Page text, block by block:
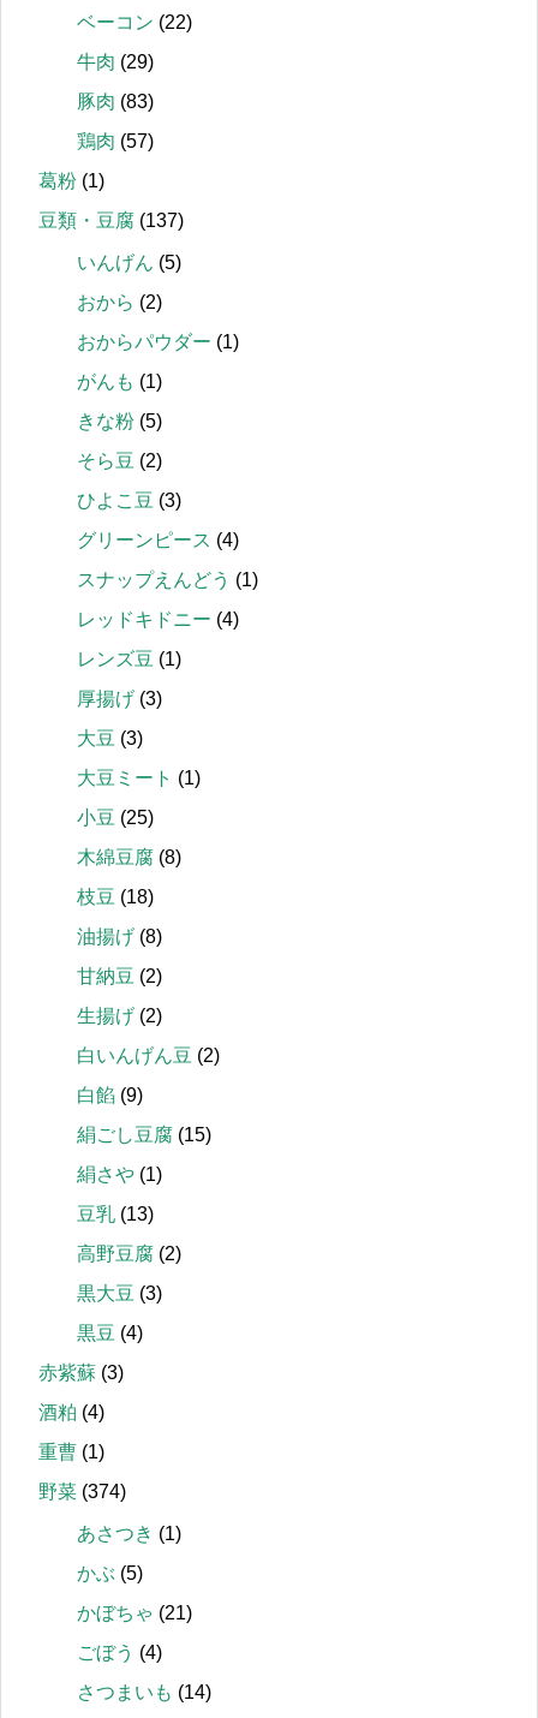
ベーコン (22)
牛肉 (29)
豚肉 (83)
鶏肉 (57)
葛粉 (1)
豆類・豆腐 (137)
いんげん (5)
おから (2)
おからパウダー (1)
がんも (1)
きな粉 (5)
そら豆 (2)
ひよこ豆 (3)
グリーンピース (4)
スナップえんどう (1)
レッドキドニー (4)
レンズ豆 (1)
厚揚げ (3)
大豆 (3)
大豆ミート (1)
小豆 (25)
木綿豆腐 (8)
枝豆 (18)
油揚げ (8)
甘納豆 (2)
生揚げ (2)
白いんげん豆 (2)
白餡 (9)
絹ごし豆腐 (15)
絹さや (1)
豆乳 (13)
高野豆腐 (2)
黒大豆 (3)
黒豆 (4)
赤紫蘇 (3)
酒粕 (4)
重曹 (1)
野菜 (374)
あさつき (1)
かぶ (5)
かぼちゃ (21)
ごぼう (4)
さつまいも (14)